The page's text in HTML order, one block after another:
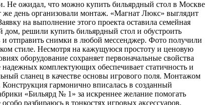
Не ожидал, что можно купить бильярдный стол в Москве
же день организовали монтаж. «Магнат Люкс» выглядит
на выполнение этого проекта оставила семейная
дом, решили купить бильярдный стол и обустроить
отправить снимки в любой мессенджер. Фото получили
стиле. Несмотря на кажущуюся простоту и ценовую
оборудование сохраняет первоначальные свойства
комплектующих обеспечивает статичность и
сланец в качестве основы игрового поля. Монтажом
гармонично вписалась в созданный
«Бильярд № 1» за искреннее желание помогать
разбираюсь в тонкостях игровых аксессуаров,